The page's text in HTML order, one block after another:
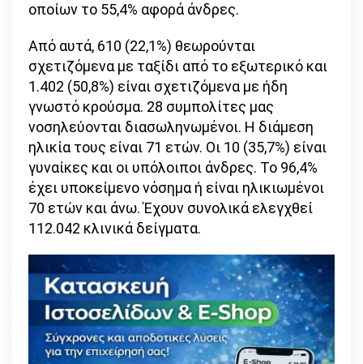
οποίων το 55,4% αφορά άνδρες.
Από αυτά, 610 (22,1%) θεωρούνται
σχετιζόμενα με ταξίδι από το εξωτερικό και
1.402 (50,8%) είναι σχετιζόμενα με ήδη
γνωστό κρούσμα. 28 συμπολίτες μας
νοσηλεύονται διασωληνωμένοι. Η διάμεση
ηλικία τους είναι 71 ετών. Οι 10 (35,7%) είναι
γυναίκες και οι υπόλοιποι άνδρες. Το 96,4%
έχει υποκείμενο νόσημα ή είναι ηλικιωμένοι
70 ετών και άνω. Έχουν συνολικά ελεγχθεί
112.042 κλινικά δείγματα.